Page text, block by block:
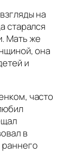
на
старался
Мать же
она
и
часто
в